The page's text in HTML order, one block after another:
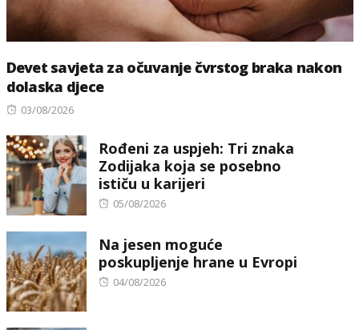
Devet savjeta za očuvanje čvrstog braka nakon
dolaska djece
Posted
03/08/2026
Rođeni za uspjeh: Tri znaka
Zodijaka koja se posebno
ističu u karijeri
Posted
05/08/2026
Na jesen moguće
poskupljenje hrane u Evropi
Posted
04/08/2026